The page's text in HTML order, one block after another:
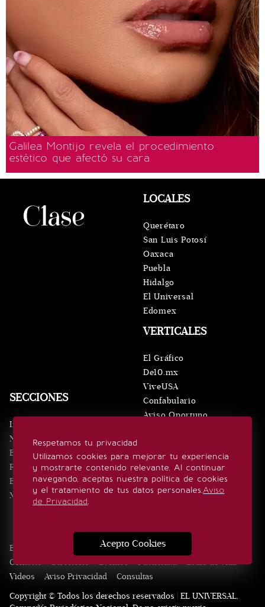
Galilea Montijo revela el procedimiento
estético que afectó su cara
Respetamos tu privacidad
Utilizamos cookies para mejorar tu experiencia
y mostrarte contenido relevante. Al continuar
navegando, aceptas nuestra política de cookies
y el tratamiento de tus datos personales.Aviso
de Privacidad.
Acepto Cookies
SECCIONES
Inicio
Noticias
Eventos
Realeza
Estilo de vida
Minuto x Minuto
VERTICALES
El Gráfico
De10.mx
ViveUSA
Confabulario
Aviso Oportuno
LOCALES
Querétaro
San Luis Potosí
Oaxaca
Puebla
Hidalgo
El Universal
Edomex
SÍGUENOS
Edición Impresa Noticias Quiénes somos
Contacto
Directorio Eventos Publicidad
Estilo de vida
Videos
Aviso Privacidad
Consultas
Copyright © Todos los derechos reservados | EL UNIVERSAL,